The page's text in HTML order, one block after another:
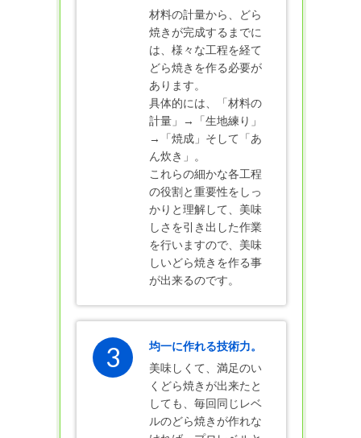
材料の計量から、どら
焼きが完成するまでに
は、様々な工程を経て
どら焼きを作る必要が
あります。
具体的には、「材料の
計量」→「生地練り」
→「焼成」そして「あ
ん炊き」。
これらの細かな各工程
の役割と重要性をしっ
かりと理解して、美味
しさを引き出した作業
を行いますので、美味
しいどら焼きを作る事
が出来るのです。
3
均一に作れる技術力。
美味しくて、満足のい
くどら焼きが出来たと
しても、毎回同じレベ
ルのどら焼きが作れな